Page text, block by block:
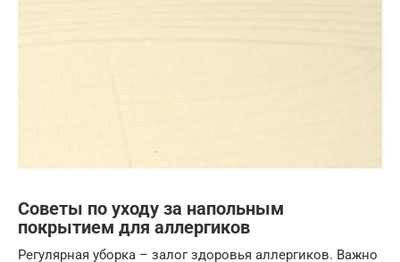
Советы по уходу за напольным
покрытием для аллергиков
Регулярная уборка – залог здоровья аллергиков. Важно